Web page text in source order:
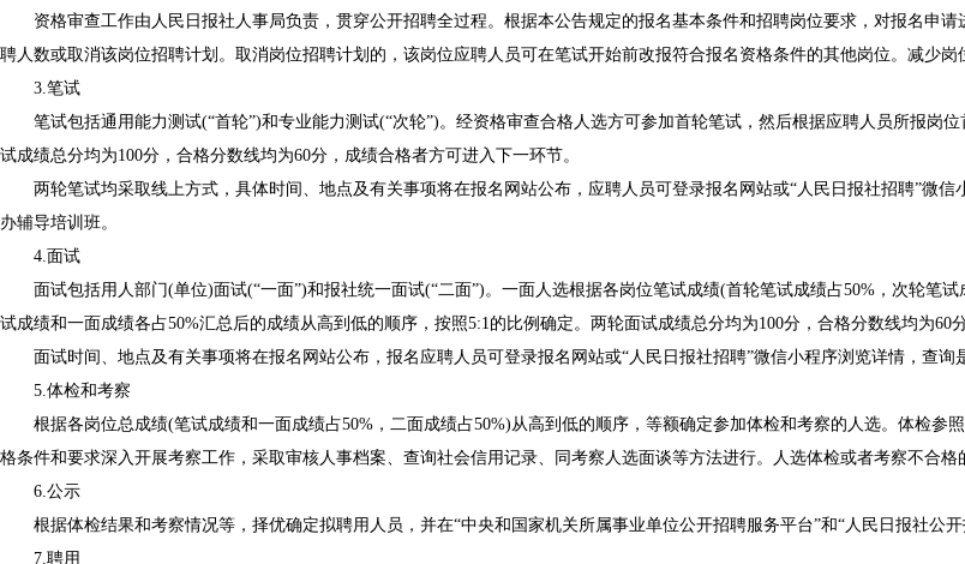
资格审查工作由人民日报社人事局负责，贯穿公开招聘全过程。根据本公告规定的报名基本条件和招聘岗位要求，对报名申
聘人数或取消该岗位招聘计划。取消岗位招聘计划的，该岗位应聘人员可在笔试开始前改报符合报名资格条件的其他岗位。减少
3.笔试
笔试包括通用能力测试(“首轮”)和专业能力测试(“次轮”)。经资格审查合格人选方可参加首轮笔试，然后根据应聘人员所报岗
试成绩总分均为100分，合格分数线均为60分，成绩合格者方可进入下一环节。
两轮笔试均采取线上方式，具体时间、地点及有关事项将在报名网站公布，应聘人员可登录报名网站或“人民日报社招聘”微
办辅导培训班。
4.面试
面试包括用人部门(单位)面试(“一面”)和报社统一面试(“二面”)。一面人选根据各岗位笔试成绩(首轮笔试成绩占50%，次轮笔
试成绩和一面成绩各占50%汇总后的成绩从高到低的顺序，按照5:1的比例确定。两轮面试成绩总分均为100分，合格分数线均为60
面试时间、地点及有关事项将在报名网站公布，报名应聘人员可登录报名网站或“人民日报社招聘”微信小程序浏览详情，查询
5.体检和考察
根据各岗位总成绩(笔试成绩和一面成绩占50%，二面成绩占50%)从高到低的顺序，等额确定参加体检和考察的人选。体检参
格条件和要求深入开展考察工作，采取审核人事档案、查询社会信用记录、同考察人选面谈等方法进行。人选体检或者考察不合格
6.公示
根据体检结果和考察情况等，择优确定拟聘用人员，并在“中央和国家机关所属事业单位公开招聘服务平台”和“人民日报社公开
7.聘用